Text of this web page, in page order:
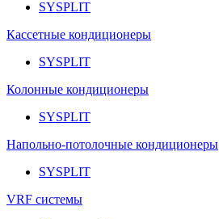
SYSPLIT
Кассетные кондиционеры
SYSPLIT
Колонные кондиционеры
SYSPLIT
Напольно-потолочные кондиционеры
SYSPLIT
VRF системы